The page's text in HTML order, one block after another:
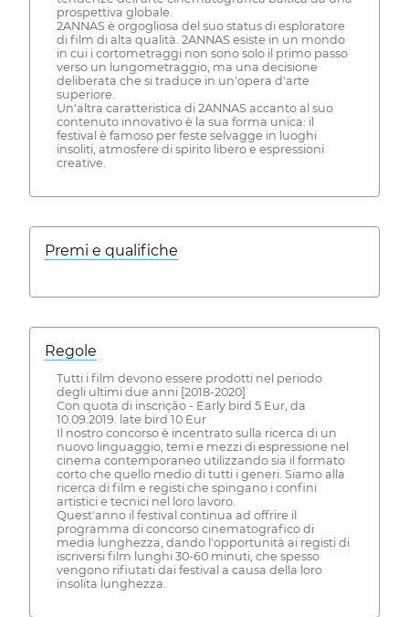
prospettiva globale.
2ANNAS è orgogliosa del suo status di esploratore
di film di alta qualità. 2ANNAS esiste in un mondo
in cui i cortometraggi non sono solo il primo passo
verso un lungometraggio, ma una decisione
deliberata che si traduce in un'opera d'arte
superiore.
Un'altra caratteristica di 2ANNAS accanto al suo
contenuto innovativo è la sua forma unica: il
festival è famoso per feste selvagge in luoghi
insoliti, atmosfere di spirito libero e espressioni
creative.
Premi e qualifiche
Regole
Tutti i film devono essere prodotti nel periodo
degli ultimi due anni [2018-2020]
Con quota di inscrição - Early bird 5 Eur, da
10.09.2019. late bird 10 Eur
Il nostro concorso è incentrato sulla ricerca di un
nuovo linguaggio, temi e mezzi di espressione nel
cinema contemporaneo utilizzando sia il formato
corto che quello medio di tutti i generi. Siamo alla
ricerca di film e registi che spingano i confini
artistici e tecnici nel loro lavoro.
Quest'anno il festival continua ad offrire il
programma di concorso cinematografico di
media lunghezza, dando l'opportunità ai registi di
iscriversi film lunghi 30-60 minuti, che spesso
vengono rifiutati dai festival a causa della loro
insolita lunghezza.